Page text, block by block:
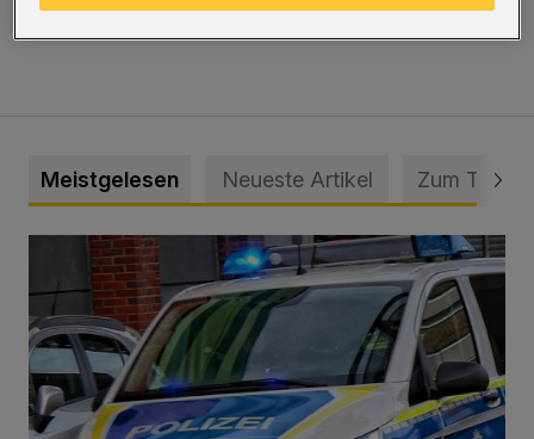
Meistgelesen Neueste Artikel Zum Thema
Mann beschädigt Autos in Parkhaus